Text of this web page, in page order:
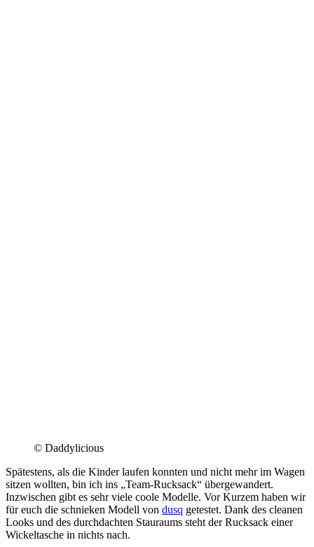
© Daddylicious
Spätestens, als die Kinder laufen konnten und nicht mehr im Wagen
sitzen wollten, bin ich ins „Team-Rucksack“ übergewandert.
Inzwischen gibt es sehr viele coole Modelle. Vor Kurzem haben wir
für euch die schnieken Modell von dusq getestet. Dank des cleanen
Looks und des durchdachten Stauraums steht der Rucksack einer
Wickeltasche in nichts nach.